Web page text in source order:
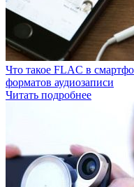
Что такое FLAC в
форматов аудиозаписи
Читать подробнее